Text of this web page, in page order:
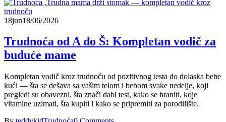
18jun18/06/2026
Trudnoća od A do Š: Kompletan vodič za
buduće mame
Kompletan vodič kroz trudnoću od pozitivnog testa do dolaska bebe
kući — šta se dešava sa vašim telom i bebom svake nedelje, koji
pregledi su obavezni, šta znači dabl test, kako se hraniti, koje
vitamine uzimati, šta kupiti i kako se pripremiti za porodilište.